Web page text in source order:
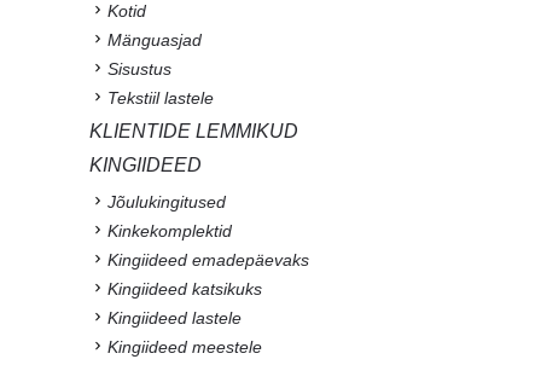
Kotid
Mänguasjad
Sisustus
Tekstiil lastele
KLIENTIDE LEMMIKUD
KINGIIDEED
Jõulukingitused
Kinkekomplektid
Kingiideed emadepäevaks
Kingiideed katsikuks
Kingiideed lastele
Kingiideed meestele